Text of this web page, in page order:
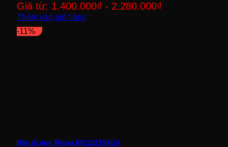
Giá từ: 1.400.000₫ - 2.280.000₫
Thêm vào giỏ hàng
-11%
Bếp từ đơn Midea MIC221T0AGA